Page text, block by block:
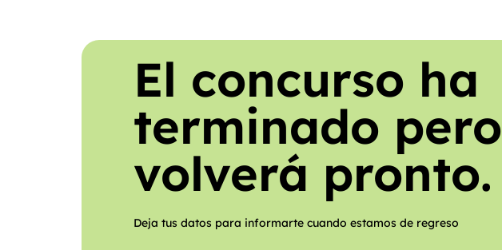
El concurso ha
terminado pero
volverá pronto.
Deja tus datos para informarte cuando estamos de regreso